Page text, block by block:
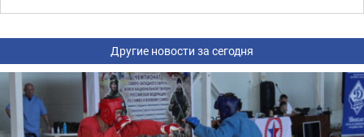
Другие новости за сегодня